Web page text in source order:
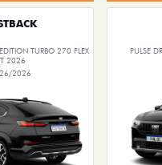
TURBO 270 FLEX
2026
2026
PULSE